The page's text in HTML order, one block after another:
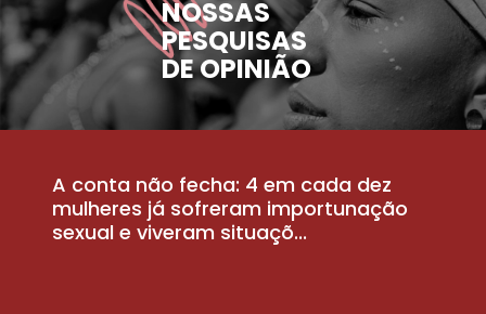
NOSSAS
PESQUISAS
DE OPINIÃO
A conta não fecha: 4 em cada dez
mulheres já sofreram importunação
sexual e viveram situaçõ...